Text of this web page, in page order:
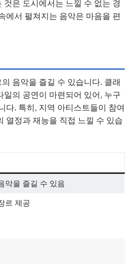
것은 도시에서는 느낄 수 없는 경
에서 펼쳐지는 음악은 마음을 편
음악을 즐길 수 있습니다. 클래
일의 공연이 마련되어 있어, 누구
다. 특히, 지역 아티스트들이 참여
열정과 재능을 직접 느낄 수 있습
악을 즐길 수 있음
르 제공